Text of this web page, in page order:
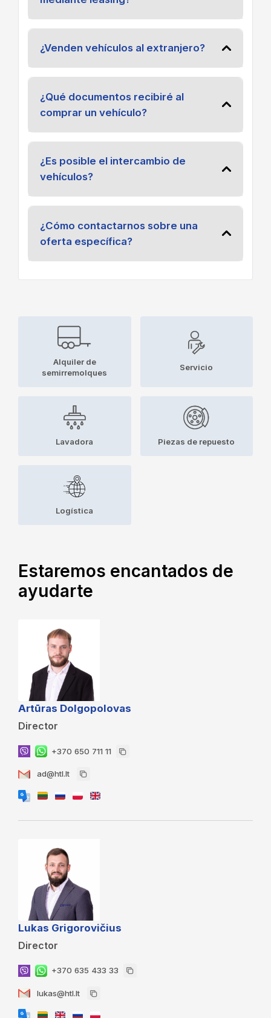
¿Venden vehículos al extranjero?
¿Qué documentos recibiré al
comprar un vehículo?
¿Es posible el intercambio de
vehículos?
¿Cómo contactarnos sobre una
oferta específica?
Alquiler de
semirremolques
Servicio
Lavadora Piezas de repuesto
Logística
Estaremos encantados de
ayudarte
Artūras Dolgopolovas
Director
+370 650 711 11
ad@htl.lt
Lukas Grigorovičius
Director
+370 635 433 33
lukas@htl.lt